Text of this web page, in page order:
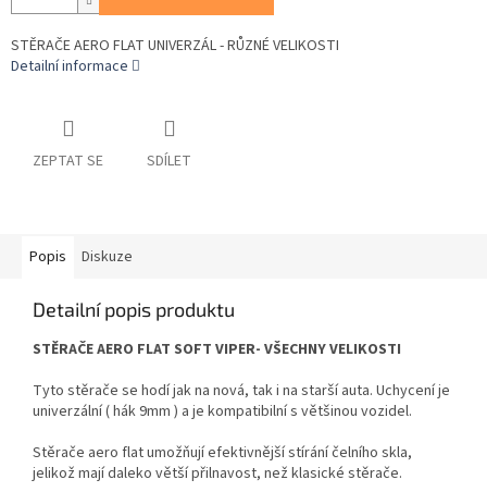
STĚRAČE AERO FLAT UNIVERZÁL - RŮZNÉ VELIKOSTI
Detailní informace
ZEPTAT SE SDÍLET
Popis Diskuze
Detailní popis produktu
STĚRAČE AERO FLAT SOFT VIPER- VŠECHNY VELIKOSTI
Tyto stěrače se hodí jak na nová, tak i na starší auta. Uchycení je
univerzální ( hák 9mm ) a je kompatibilní s většinou vozidel.
Stěrače aero flat umožňují efektivnější stírání čelního skla,
jelikož mají daleko větší přilnavost, než klasické stěrače.